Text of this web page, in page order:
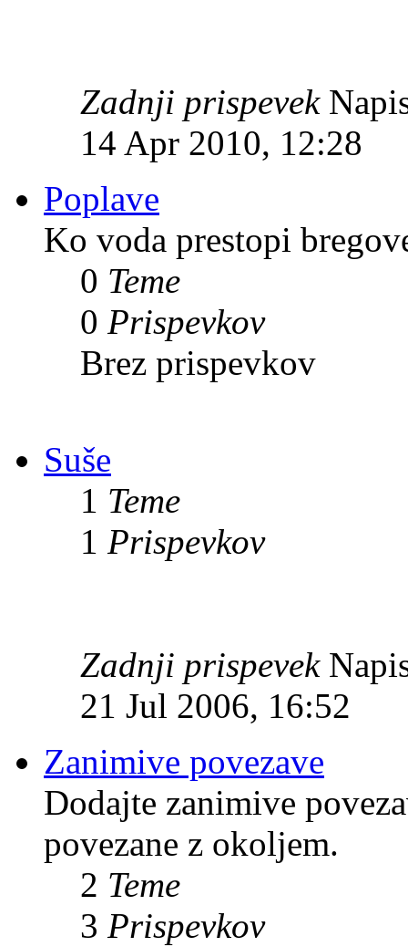
Zadnji prispevek
14 Apr 2010, 12:28
Poplave
Ko voda prestopi
0 Teme
0 Prispevkov
Brez prispevkov
Suše
1 Teme
1 Prispevkov
Zadnji prispevek
21 Jul 2006, 16:52
Zanimive povezave
Dodajte zanimive
povezane z okoljem.
2 Teme
3 Prispevkov